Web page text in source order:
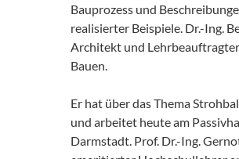
Bauprozess und
realisierter Beispiele. Dr.-Ing.
Architekt und
Bauen.
Er hat über das Thema
und arbeitet heute am
Darmstadt. Prof. Dr.-Ing.